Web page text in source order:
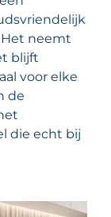
neemt
blijft
voor elke
de
die echt bij